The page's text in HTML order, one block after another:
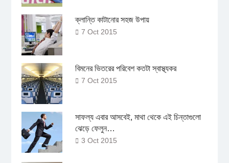
ক্লান্তি কাটানোর সহজ উপায়
7 Oct 2015
বিমনের ভিতরের পরিবেশ কতটা স্বাস্থ্যকর
7 Oct 2015
সাফল্য এবার আসবেই, মাথা থেকে এই চিন্তাগুলো
ঝেড়ে ফেলুন…
3 Oct 2015